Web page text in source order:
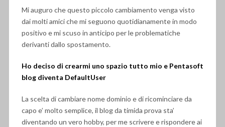
Mi auguro che questo piccolo cambiamento venga visto
dai molti amici che mi seguono quotidianamente in modo
positivo e mi scuso in anticipo per le problematiche
derivanti dallo spostamento.
Ho deciso di crearmi uno spazio tutto mio e Pentasoft
blog diventa DefaultUser
La scelta di cambiare nome dominio e di ricominciare da
capo e’ molto semplice, il blog da timida prova sta’
diventando un vero hobby, per me scrivere e rispondere ai